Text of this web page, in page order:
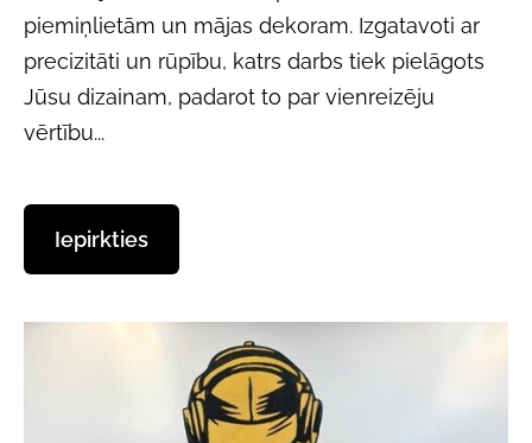
piemiņlietām un mājas dekoram. Izgatavoti ar
precizitāti un rūpību, katrs darbs tiek pielāgots
Jūsu dizainam, padarot to par vienreizēju
vērtību...
​Iepirkties​